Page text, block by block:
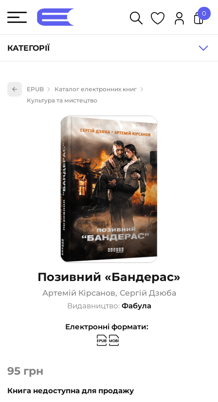
КАТЕГОРІЇ
Книги для дітей (835)
Науково-популярна література (1015)
Навчальна література та посібники (527)
Енциклопедії, довідники, словники (55)
Подарункові сертифікати (1)
0
EPUB
Каталог електронних книг
Культура та мистецтво
Позивний «Бандерас»
Артемій Кірсанов, Сергій Дзюба
Видавництво: Фабула
Електронні формати:
95 грн
Книга недоступна для продажу